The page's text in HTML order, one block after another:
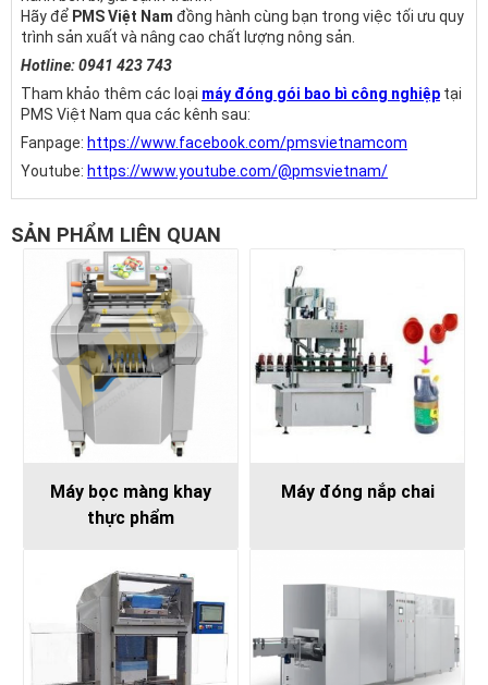
Hãy để PMS Việt Nam đồng hành cùng bạn trong việc tối ưu quy
trình sản xuất và nâng cao chất lượng nông sản.
Hotline: 0941 423 743
Tham khảo thêm các loại máy đóng gói bao bì công nghiệp tại
PMS Việt Nam qua các kênh sau:
Fanpage: https://www.facebook.com/pmsvietnamcom
Youtube: https://www.youtube.com/@pmsvietnam/
SẢN PHẨM LIÊN QUAN
Máy bọc màng khay
thực phẩm
Máy đóng nắp chai